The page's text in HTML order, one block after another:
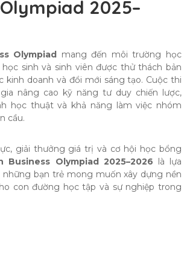
2025–
Olympiad
mang đến môi trường học
sinh và sinh viên được thử thách bản
kinh doanh và đổi mới sáng tạo. Cuộc thi
nâng cao kỹ năng tư duy chiến lược,
học thuật và khả năng làm việc nhóm
cầu.
giải thưởng giá trị và cơ hội học bổng
Business Olympiad 2025–2026 là lựa
những bạn trẻ mong muốn xây dựng nền
con đường học tập và sự nghiệp trong